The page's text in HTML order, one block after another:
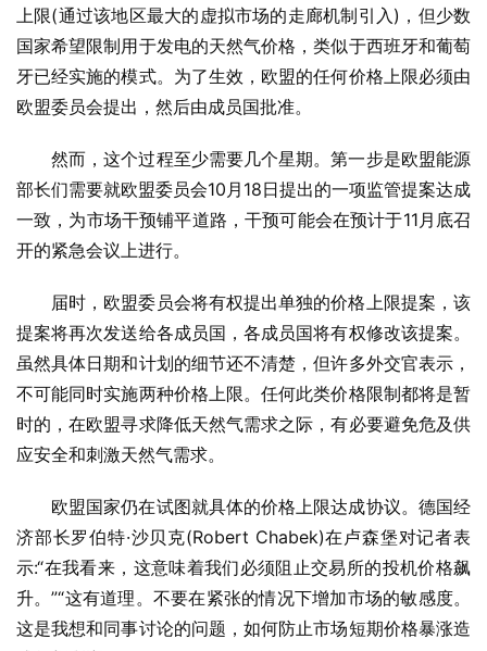
上限(通过该地区最大的虚拟市场的走廊机制引入)，但少数
国家希望限制用于发电的天然气价格，类似于西班牙和葡萄
牙已经实施的模式。为了生效，欧盟的任何价格上限必须由
欧盟委员会提出，然后由成员国批准。
然而，这个过程至少需要几个星期。第一步是欧盟能源
部长们需要就欧盟委员会10月18日提出的一项监管提案达成
一致，为市场干预铺平道路，干预可能会在预计于11月底召
开的紧急会议上进行。
届时，欧盟委员会将有权提出单独的价格上限提案，该
提案将再次发送给各成员国，各成员国将有权修改该提案。
虽然具体日期和计划的细节还不清楚，但许多外交官表示，
不可能同时实施两种价格上限。任何此类价格限制都将是暂
时的，在欧盟寻求降低天然气需求之际，有必要避免危及供
应安全和刺激天然气需求。
欧盟国家仍在试图就具体的价格上限达成协议。德国经
济部长罗伯特·沙贝克(Robert Chabek)在卢森堡对记者表
示:“在我看来，这意味着我们必须阻止交易所的投机价格飙
升。”“这有道理。不要在紧张的情况下增加市场的敏感度。
这是我想和同事讨论的问题，如何防止市场短期价格暴涨造